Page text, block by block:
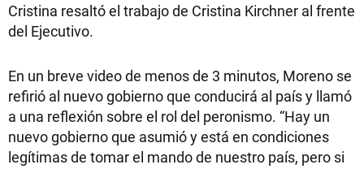
Cristina resaltó el trabajo de Cristina Kirchner al frente
del Ejecutivo.
En un breve video de menos de 3 minutos, Moreno se
refirió al nuevo gobierno que conducirá al país y llamó
a una reflexión sobre el rol del peronismo. “Hay un
nuevo gobierno que asumió y está en condiciones
legítimas de tomar el mando de nuestro país, pero si